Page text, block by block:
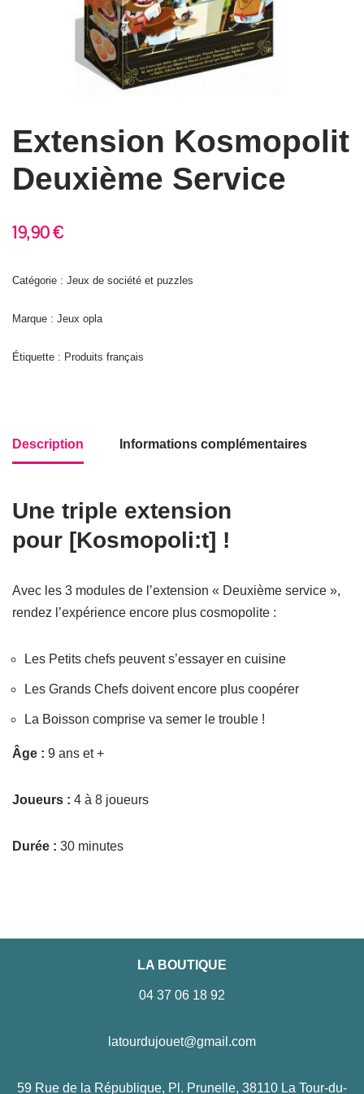
Extension Kosmopolit
Deuxième Service
19,90€
Catégorie : Jeux de société et puzzles
Marque : Jeux opla
Étiquette : Produits français
Description Informations complémentaires
Une triple extension
pour [Kosmopoli:t] !
Avec les 3 modules de l’extension « Deuxième service »,
rendez l’expérience encore plus cosmopolite :
Les Petits chefs peuvent s’essayer en cuisine
Les Grands Chefs doivent encore plus coopérer
La Boisson comprise va semer le trouble !
Âge : 9 ans et +
Joueurs : 4 à 8 joueurs
Durée : 30 minutes
LA BOUTIQUE
04 37 06 18 92
latourdujouet@gmail.com
59 Rue de la République, Pl. Prunelle, 38110 La Tour-du-